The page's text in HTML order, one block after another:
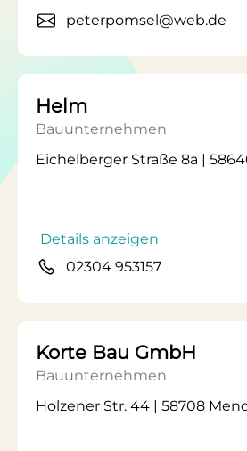
peterpomsel@web.de
Helm
Bauunternehmen
Eichelberger Straße 8a |
Details anzeigen
02304 953157
Korte Bau GmbH
Bauunternehmen
Holzener Str. 44 | 58708